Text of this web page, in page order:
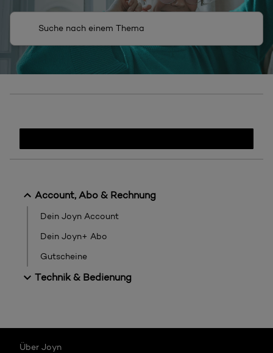
Account, Abo & Rechnung
Dein Joyn Account
Dein Joyn+ Abo
Gutscheine
Technik & Bedienung
Über Joyn